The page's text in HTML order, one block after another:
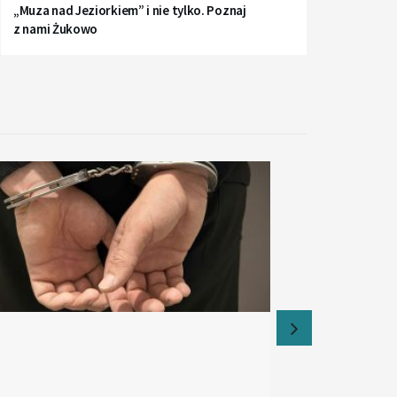
„Muza nad Jeziorkiem” i nie tylko. Poznaj
z nami Żukowo